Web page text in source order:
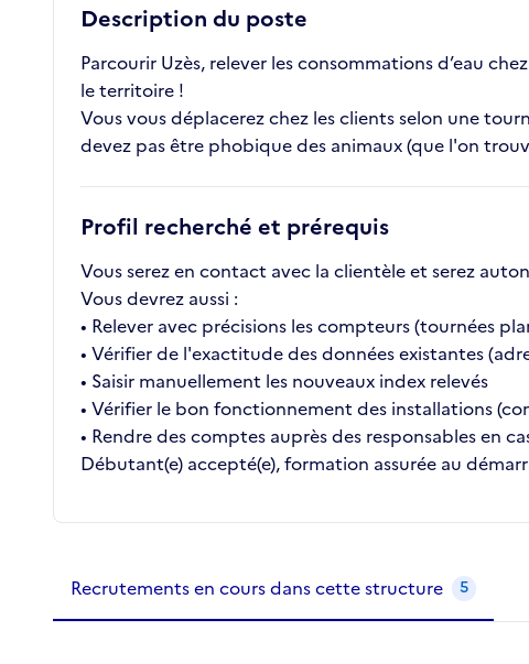
Description du poste
Parcourir Uzès, relever les consommations d’eau
le territoire !
Vous vous déplacerez chez les clients selon une
devez pas être phobique des animaux (que l'on
Profil recherché et prérequis
Vous serez en contact avec la clientèle et serez
Vous devrez aussi :
• Relever avec précisions les compteurs (tournées
• Vérifier de l'exactitude des données existantes
• Saisir manuellement les nouveaux index relevés
• Vérifier le bon fonctionnement des installations
• Rendre des comptes auprès des responsables en
Débutant(e) accepté(e), formation assurée au
Recrutements de la structure
Recrutements en cours dans cette structure 5